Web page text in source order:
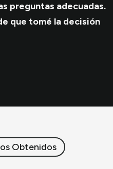
preguntas adecuadas.
que tomé la decisión
Obtenidos